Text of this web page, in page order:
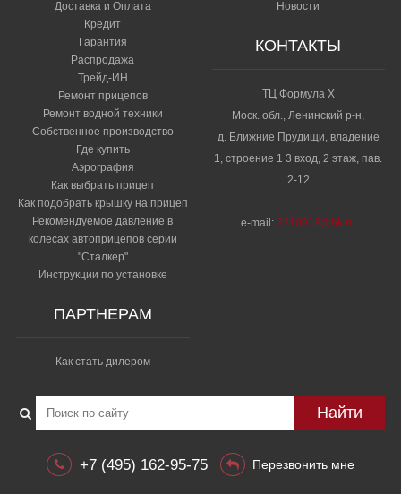
Доставка и Оплата
Кредит
Гарантия
Распродажа
Трейд-ИН
Ремонт прицепов
Ремонт водной техники
Собственное производство
Где купить
Аэрография
Как выбрать прицеп
Как подобрать крышку на прицеп
Рекомендуемое давление в
колесах автоприцепов серии
"Сталкер"​
Инструкции по установке
ПАРТНЕРАМ
Как стать дилером
Новости
КОНТАКТЫ
ТЦ Формула Х
Моск. обл., Ленинский р-н,
д. Ближние Прудищи, владение
1, строение 1 3 вход, 2 этаж, пав.
2-12
e-mail: 2210018@bk.ru
Найти
+7 (495) 162-95-75 Перезвонить мне